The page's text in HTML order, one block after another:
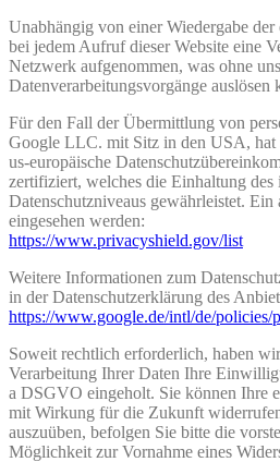
Unabhängig von einer Wiedergabe
bei jedem Aufruf dieser Website eine
Netzwerk aufgenommen, was ohne
Datenverarbeitungsvorgänge auslösen
Für den Fall der Übermittlung von
Google LLC. mit Sitz in den USA,
us-europäische
zertifiziert, welches die Einhaltung des
Datenschutzniveaus gewährleistet.
eingesehen werden:
https://www.privacyshield.gov/list
Weitere Informationen zum
in der Datenschutzerklärung des
https://www.google.de/intl/de/policies/
Soweit rechtlich erforderlich, haben
Verarbeitung Ihrer Daten Ihre
a DSGVO eingeholt. Sie können Ihre
mit Wirkung für die Zukunft
auszuüben, befolgen Sie bitte die
Möglichkeit zur Vornahme eines